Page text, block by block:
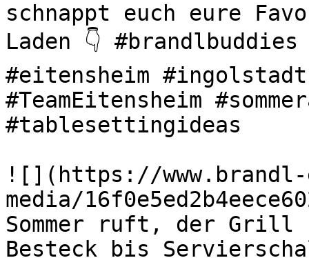
schnappt euch eure
Laden 👇
#eitensheim
#TeamEitensheim
#tablesettingideas
![](https://
media/
Sommer ruft, der Grill
Besteck bis